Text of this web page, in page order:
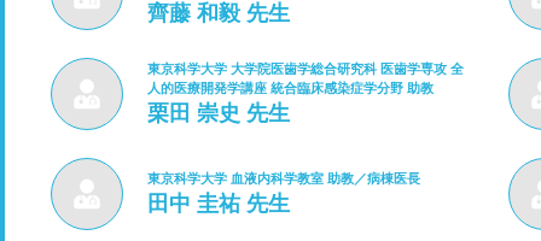
齊藤 和毅 先生
東京科学大学 大学院医歯学総合研究科 医歯学専攻 全
人的医療開発学講座 統合臨床感染症学分野 助教
栗田 崇史 先生
東京科学大学 血液内科学教室 助教／病棟医長
田中 圭祐 先生